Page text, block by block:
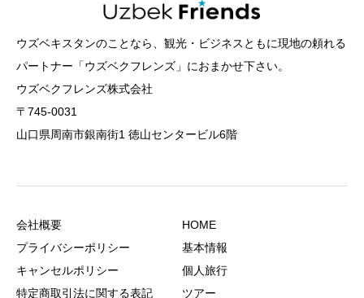
ウズベキスタンのことなら、観光・ビジネスともに現地の頼れる
パートナー「ウズベクフレンズ」におまかせ下さい。
ウズベクフレンズ株式会社
〒745-0031
山口県周南市銀南街1 徳山センタービル6階
会社概要
プライバシーポリシー
キャンセルポリシー
特定商取引法に関する表記
HOME
基本情報
個人旅行
ツアー